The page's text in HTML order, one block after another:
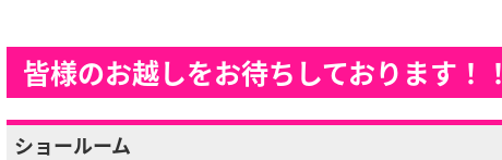
皆様のお越しをお待ちしております！！
ショールーム